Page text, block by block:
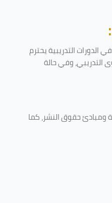
:
الدورات التدريبية يحترم
التدريبي، وفي حالة
ومبادئ حقوق النشر، كما